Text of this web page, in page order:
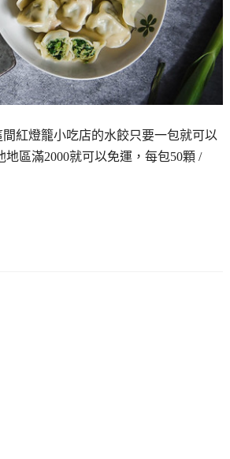
紅燈籠小吃店的水餃只要一包就可以
區滿2000就可以免運，每包50顆 /